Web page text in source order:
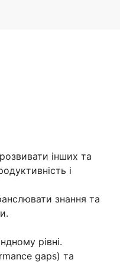
інших та
і
знання та
рівні.
gaps) та